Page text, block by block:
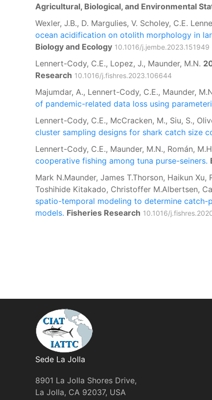
Agricultural, Biological, and Environmental
Wexler, J.B., D. Margulies, V. Scholey, C.E.
ocean acidification on otolith morphology in
Biology and Ecology 10.1016/j.jembe.2023.151949
Lennert-Cody, C.E., Lopez, J., Maunder, M.N.
Research 10.1016/j.fishres.2023.106644
Majumdar, A., Lennert-Cody, C.E., Maunder,
of pandemic-related data loss using
Lennert-Cody, C.E., McCracken, M., Siu, S.,
cluster sampling designs for shark catch size
Lennert-Cody, C.E., Maunder, M.N., Román,
cooperative fishing among tuna purse-seiners.
Mark N.Maunder, James T.Thorson, Haikun
Toshihide Kitakado, Christoffer M.Albertsen,
spatio-temporal modeling to determine
models. Fisheries Research 10.1016/
Sede La Jolla
8901 La Jolla Shores Drive,
La Jolla, CA 92037, USA